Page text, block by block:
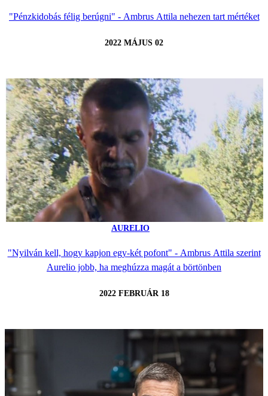
"Pénzkidobás félig berúgni" - Ambrus Attila nehezen tart mértéket
2022 MÁJUS 02
AURELIO
"Nyilván kell, hogy kapjon egy-két pofont" - Ambrus Attila szerint
Aurelio jobb, ha meghúzza magát a börtönben
2022 FEBRUÁR 18